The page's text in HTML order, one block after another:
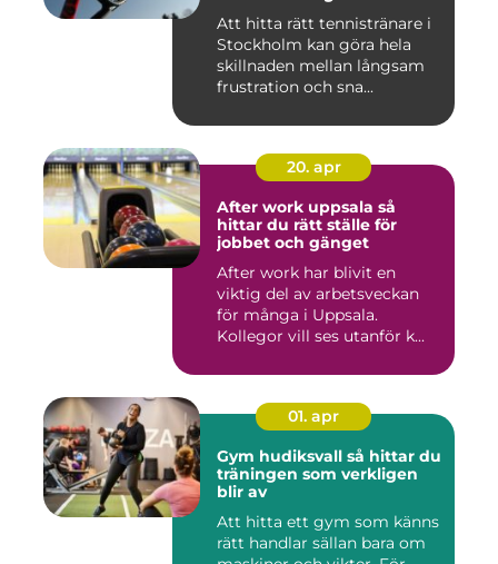
Att hitta rätt tennistränare i
Stockholm kan göra hela
skillnaden mellan långsam
frustration och sna...
20. apr
After work uppsala så
hittar du rätt ställe för
jobbet och gänget
After work har blivit en
viktig del av arbetsveckan
för många i Uppsala.
Kollegor vill ses utanför k...
01. apr
Gym hudiksvall så hittar du
träningen som verkligen
blir av
Att hitta ett gym som känns
rätt handlar sällan bara om